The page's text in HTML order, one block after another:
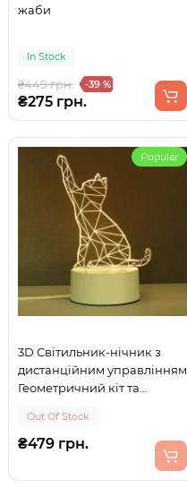
жаби
In Stock
₴449 грн. -39 %
₴275 грн.
Popular
3D Світильник-нічник з
дистанційним управлінням
Геометричний кіт та
батарейок AA 16 кольорів
Out Of Stock
₴479 грн.